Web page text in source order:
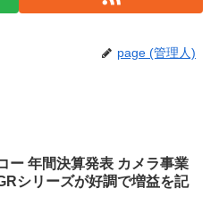
page (管理人)
ー 年間決算発表 カメラ事業
シリーズが好調で増益を記